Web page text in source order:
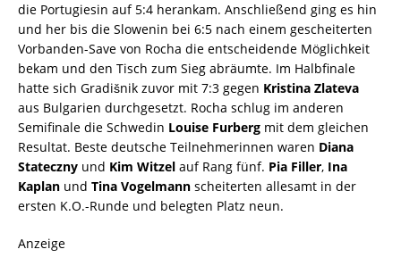
die Portugiesin auf 5:4 herankam. Anschließend ging es hin
und her bis die Slowenin bei 6:5 nach einem gescheiterten
Vorbanden-Save von Rocha die entscheidende Möglichkeit
bekam und den Tisch zum Sieg abräumte. Im Halbfinale
hatte sich Gradišnik zuvor mit 7:3 gegen Kristina Zlateva
aus Bulgarien durchgesetzt. Rocha schlug im anderen
Semifinale die Schwedin Louise Furberg mit dem gleichen
Resultat. Beste deutsche Teilnehmerinnen waren Diana
Stateczny und Kim Witzel auf Rang fünf. Pia Filler, Ina
Kaplan und Tina Vogelmann scheiterten allesamt in der
ersten K.O.-Runde und belegten Platz neun.
Anzeige